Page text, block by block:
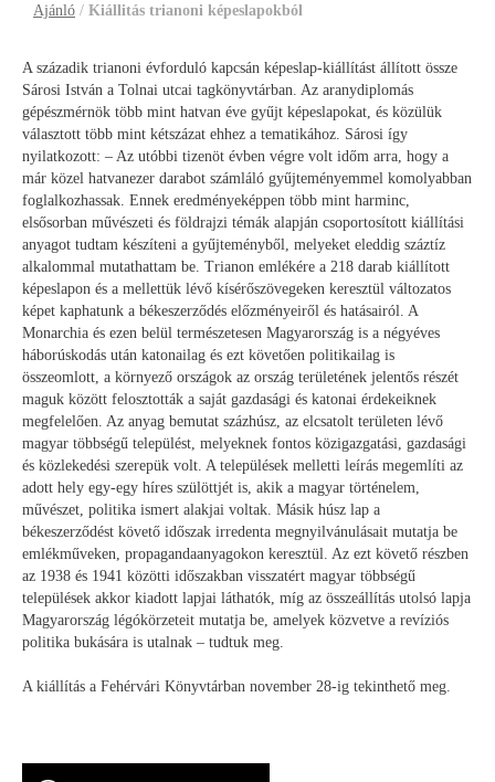
Ajánló / Kiállitás trianoni képeslapokból
A századik trianoni évforduló kapcsán képeslap-kiállítást állított össze
Sárosi István a Tolnai utcai tagkönyvtárban. Az aranydiplomás
gépészmérnök több mint hatvan éve gyűjt képeslapokat, és közülük
választott több mint kétszázat ehhez a tematikához. Sárosi így
nyilatkozott: – Az utóbbi tizenöt évben végre volt időm arra, hogy a
már közel hatvanezer darabot számláló gyűjteményemmel komolyabban
foglalkozhassak. Ennek eredményeképpen több mint harminc,
elsősorban művészeti és földrajzi témák alapján csoportosított kiállítási
anyagot tudtam készíteni a gyűjteményből, melyeket eleddig száztíz
alkalommal mutathattam be. Trianon emlékére a 218 darab kiállított
képeslapon és a mellettük lévő kísérőszövegeken keresztül változatos
képet kaphatunk a békeszerződés előzményeiről és hatásairól. A
Monarchia és ezen belül természetesen Magyarország is a négyéves
háborúskodás után katonailag és ezt követően politikailag is
összeomlott, a környező országok az ország területének jelentős részét
maguk között felosztották a saját gazdasági és katonai érdekeiknek
megfelelően. Az anyag bemutat százhúsz, az elcsatolt területen lévő
magyar többségű települést, melyeknek fontos közigazgatási, gazdasági
és közlekedési szerepük volt. A települések melletti leírás megemlíti az
adott hely egy-egy híres szülöttjét is, akik a magyar történelem,
művészet, politika ismert alakjai voltak. Másik húsz lap a
békeszerződést követő időszak irredenta megnyilvánulásait mutatja be
emlékműveken, propagandaanyagokon keresztül. Az ezt követő részben
az 1938 és 1941 közötti időszakban visszatért magyar többségű
települések akkor kiadott lapjai láthatók, míg az összeállítás utolsó lapja
Magyarország légókörzeteit mutatja be, amelyek közvetve a revíziós
politika bukására is utalnak – tudtuk meg.
A kiállítás a Fehérvári Könyvtárban november 28-ig tekinthető meg.